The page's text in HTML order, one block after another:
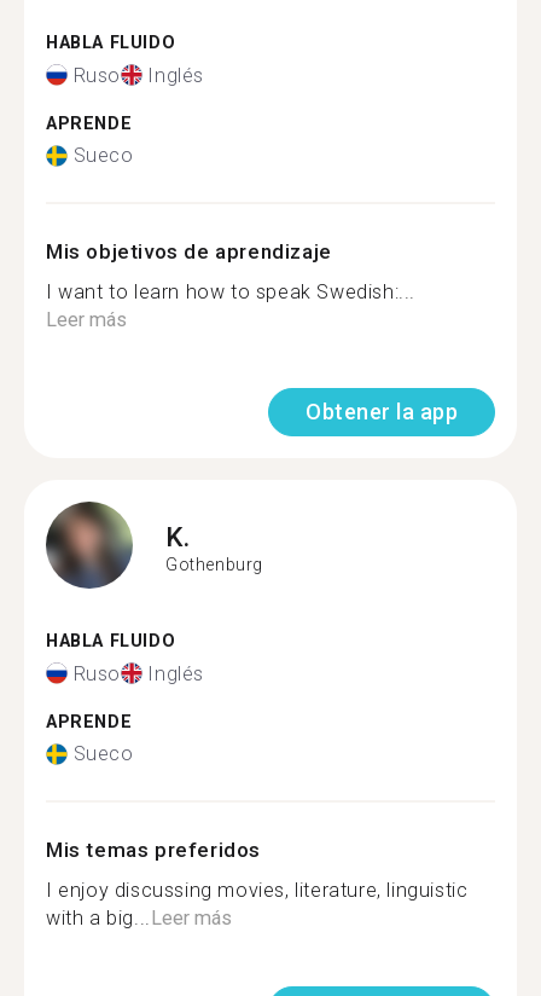
HABLA FLUIDO
Ruso Inglés
APRENDE
Sueco
Mis objetivos de aprendizaje
I want to learn how to speak Swedish:...
Leer más
Obtener la app
K.
Gothenburg
HABLA FLUIDO
Ruso Inglés
APRENDE
Sueco
Mis temas preferidos
I enjoy discussing movies, literature, linguistic
with a big...Leer más